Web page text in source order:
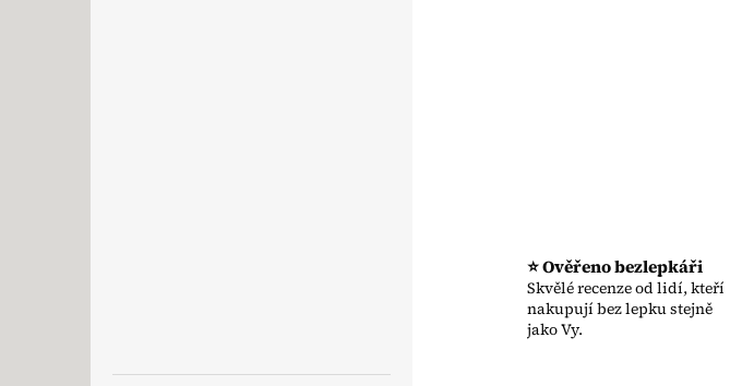
⭐ Ověřeno bezlepkáři
Skvělé recenze od lidí, kteří
nakupují bez lepku stejně
jako Vy.